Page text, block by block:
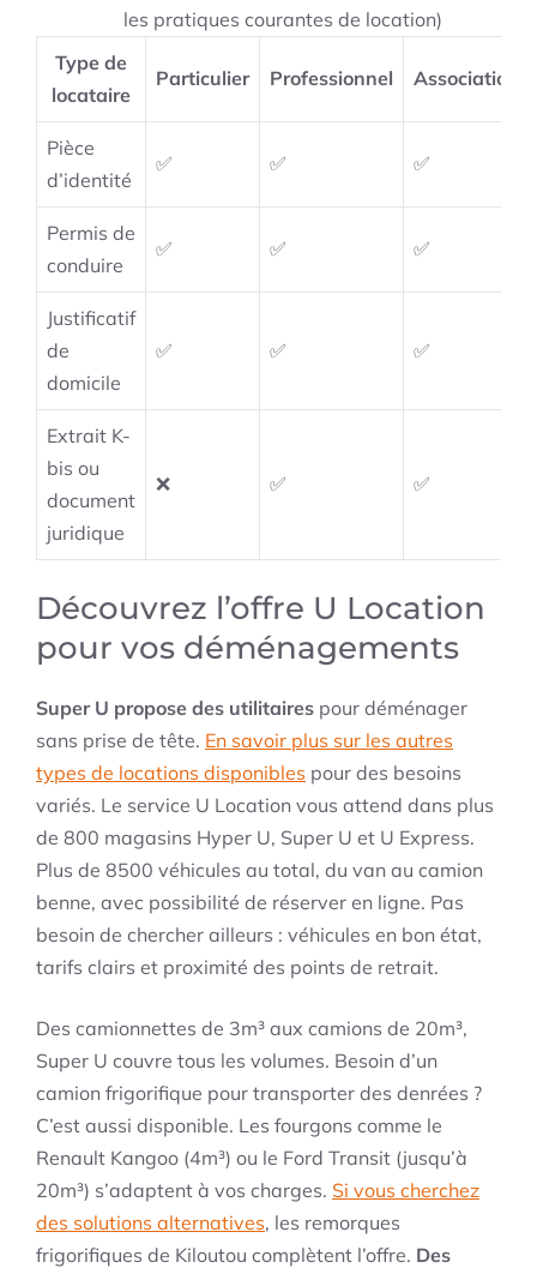
les pratiques courantes de location)
Type de
locataire
Particulier Professionnel Association
Pièce
d’identité
✅ ✅ ✅
Permis de
conduire
✅ ✅ ✅
Justificatif
de
domicile
✅ ✅ ✅
Extrait K-
bis ou
document
juridique
❌ ✅ ✅
Découvrez l’offre U Location
pour vos déménagements
Super U propose des utilitaires pour déménager
sans prise de tête. En savoir plus sur les autres
types de locations disponibles pour des besoins
variés. Le service U Location vous attend dans plus
de 800 magasins Hyper U, Super U et U Express.
Plus de 8500 véhicules au total, du van au camion
benne, avec possibilité de réserver en ligne. Pas
besoin de chercher ailleurs : véhicules en bon état,
tarifs clairs et proximité des points de retrait.
Des camionnettes de 3m³ aux camions de 20m³,
Super U couvre tous les volumes. Besoin d’un
camion frigorifique pour transporter des denrées ?
C’est aussi disponible. Les fourgons comme le
Renault Kangoo (4m³) ou le Ford Transit (jusqu’à
20m³) s’adaptent à vos charges. Si vous cherchez
des solutions alternatives, les remorques
frigorifiques de Kiloutou complètent l’offre. Des